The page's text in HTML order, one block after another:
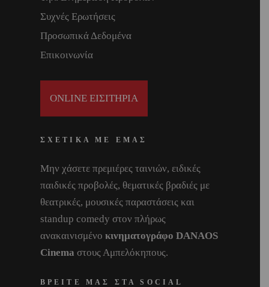
Συχνές Ερωτήσεις
Προσωπικά Δεδομένα
Επικοινωνία
ONLINE ΕΙΣΙΤΗΡΙΑ
ΣΧΕΤΙΚΑ ΜΕ ΕΜΑΣ
Μην χάσετε πρεμιέρες ταινιών, ειδικές
παιδικές προβολές, θεματικές βραδιές με
θεατρικές, μουσικές παραστάσεις και
standup comedy στον πλήρως
ανακαινισμένο κινηματογράφο DANAOS
Cinema στους Αμπελόκηπους.
ΒΡΕΙΤΕ ΜΑΣ ΣΤΑ SOCIAL